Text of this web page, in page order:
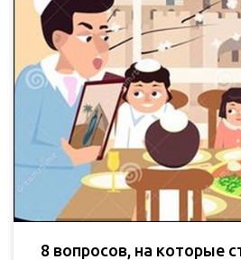
8 вопросов, на которые